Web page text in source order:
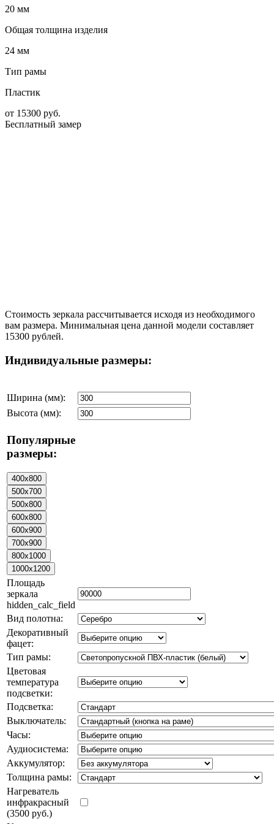
20 мм
Общая толщина изделия
24 мм
Тип рамы
Пластик
от 15300 руб.
Бесплатный замер
Стоимость зеркала рассчитывается исходя из необходимого
вам размера. Минимальная цена данной модели составляет
15300 рублей.
Индивидуальные размеры:
Ширина (мм):
Высота (мм):
Популярные
размеры:
Площадь
зеркала
hidden_calc_field
Вид полотна:
Декоративный
фацет:
Тип рамы:
Цветовая
температура
подсветки:
Подсветка:
Выключатель:
Часы:
Аудиосистема:
Аккумулятор:
Толщина рамы:
Нагреватель
инфракрасный
(3500 руб.)